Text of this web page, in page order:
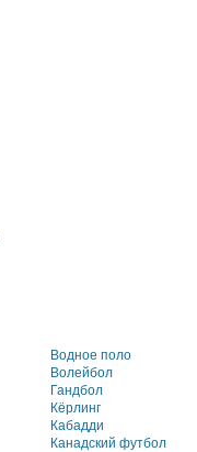
Водное поло
Волейбол
Гандбол
Кёрлинг
Кабадди
Канадский футбол